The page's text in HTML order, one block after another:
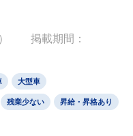
掲載期間：
大型車
残業少ない 昇給・昇格あり